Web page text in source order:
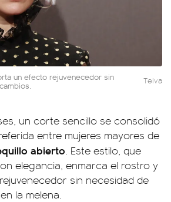
un efecto rejuvenecedor sin Telva
un corte sencillo se consolidó
entre mujeres mayores de
abierto. Este estilo, que
elegancia, enmarca el rostro y
sin necesidad de
la melena.